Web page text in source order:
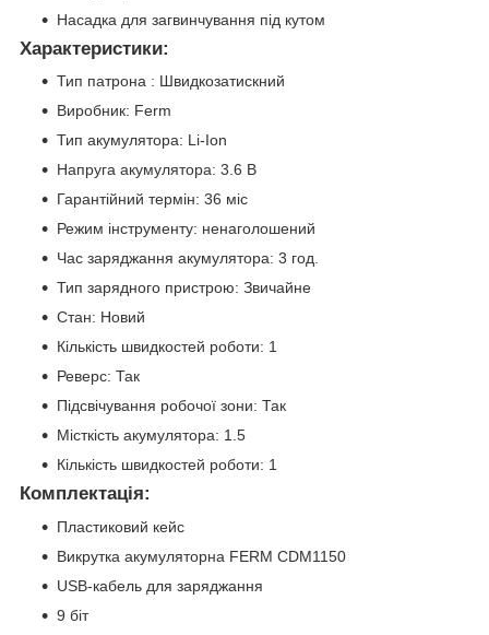
Насадка для загвинчування під кутом
Характеристики:
Тип патрона : Швидкозатискний
Виробник: Ferm
Тип акумулятора: Li-Ion
Напруга акумулятора: 3.6 В
Гарантійний термін: 36 міс
Режим інструменту: ненаголошений
Час заряджання акумулятора: 3 год.
Тип зарядного пристрою: Звичайне
Стан: Новий
Кількість швидкостей роботи: 1
Реверс: Так
Підсвічування робочої зони: Так
Місткість акумулятора: 1.5
Кількість швидкостей роботи: 1
Комплектація:
Пластиковий кейс
Викрутка акумуляторна FERM CDM1150
USB-кабель для заряджання
9 біт